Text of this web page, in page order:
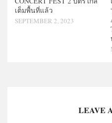
เต็มพื้นที่แล้ว
SEPTEMBER 2, 2023
LEAVE